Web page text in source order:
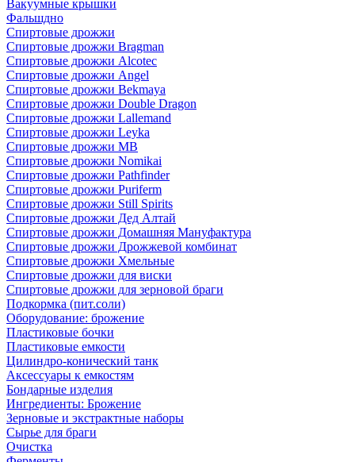
Вакуумные крышки
Фальшдно
Спиртовые дрожжи
Спиртовые дрожжи Bragman
Спиртовые дрожжи Alcotec
Спиртовые дрожжи Angel
Спиртовые дрожжи Bekmaya
Спиртовые дрожжи Double Dragon
Спиртовые дрожжи Lallemand
Спиртовые дрожжи Leyka
Спиртовые дрожжи MB
Спиртовые дрожжи Nomikai
Спиртовые дрожжи Pathfinder
Спиртовые дрожжи Puriferm
Спиртовые дрожжи Still Spirits
Спиртовые дрожжи Дед Алтай
Спиртовые дрожжи Домашняя Мануфактура
Спиртовые дрожжи Дрожжевой комбинат
Спиртовые дрожжи Хмельные
Спиртовые дрожжи для виски
Спиртовые дрожжи для зерновой браги
Подкормка (пит.соли)
Оборудование: брожение
Пластиковые бочки
Пластиковые емкости
Цилиндро-конический танк
Аксессуары к емкостям
Бондарные изделия
Ингредиенты: Брожение
Зерновые и экстрактные наборы
Сырье для браги
Очистка